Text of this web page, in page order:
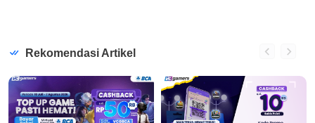
Rekomendasi Artikel